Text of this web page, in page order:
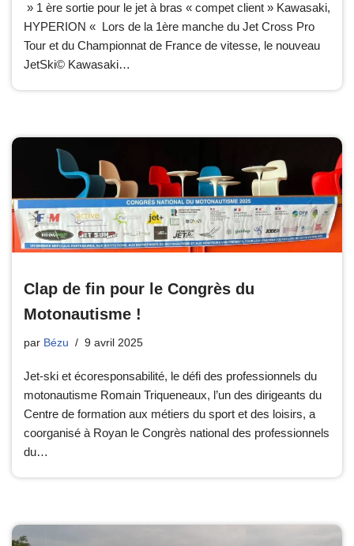
» 1 ère sortie pour le jet à bras « compet client » Kawasaki,
HYPERION « Lors de la 1ère manche du Jet Cross Pro
Tour et du Championnat de France de vitesse, le nouveau
JetSki© Kawasaki…
Clap de fin pour le Congrès du
Motonautisme !
par Bézu 9 avril 2025
Jet-ski et écoresponsabilité, le défi des professionnels du
motonautisme Romain Triqueneaux, l’un des dirigeants du
Centre de formation aux métiers du sport et des loisirs, a
coorganisé à Royan le Congrès national des professionnels
du…